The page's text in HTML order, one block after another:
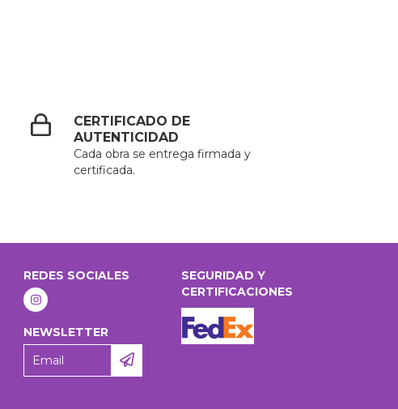
CERTIFICADO DE
AUTENTICIDAD
Cada obra se entrega firmada y
certificada.
REDES SOCIALES
NEWSLETTER
SEGURIDAD Y
CERTIFICACIONES